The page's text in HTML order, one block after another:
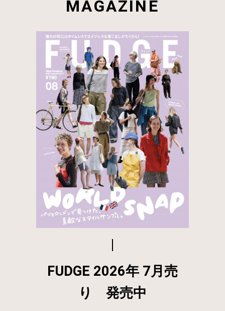
MAGAZINE
FUDGE 2026年 7月売
り 発売中